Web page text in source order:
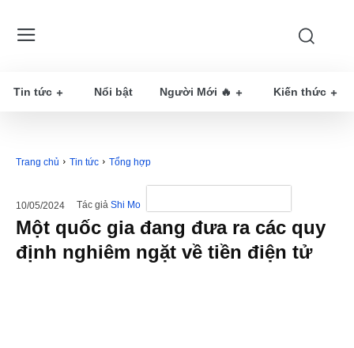
Tin tức Nổi bật Người Mới 🔥 Kiến thức
Trang chủ Tin tức Tổng hợp
10/05/2024 Tác giả Shi Mo
Một quốc gia đang đưa ra các quy
định nghiêm ngặt về tiền điện tử